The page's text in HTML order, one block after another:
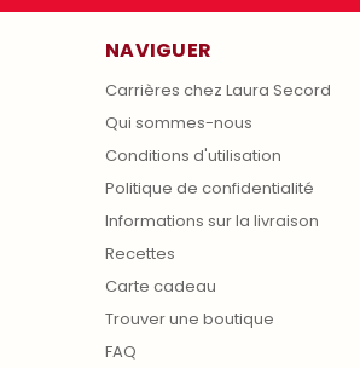
NAVIGUER
Carrières chez Laura Secord
Qui sommes-nous
Conditions d'utilisation
Politique de confidentialité
Informations sur la livraison
Recettes
Carte cadeau
Trouver une boutique
FAQ